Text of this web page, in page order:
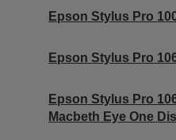
Epson Stylus Pro
Epson Stylus Pro
Epson Stylus Pro
Macbeth Eye One